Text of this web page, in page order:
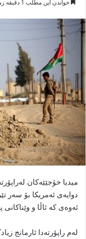
م
ی
ل
خواندن این مطلب 1 دقیقه زمان میبرد
میدیا خۆجێێەکان
دوایەی ئەمریکا بۆ سەر
ئەوەی کە ئاڵا و
لەم راپۆرتەدا ئارمانج